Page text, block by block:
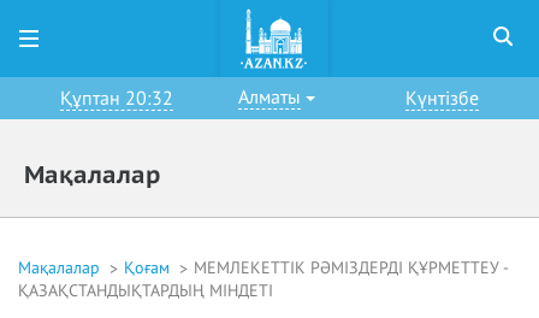
Құптан 20:32 Алматы Күнтізбе
Мақалалар
Мақалалар Қоғам
МЕМЛЕКЕТТІК РӘМІЗДЕРДІ ҚҰРМЕТТЕУ -
ҚАЗАҚСТАНДЫҚТАРДЫҢ МІНДЕТІ